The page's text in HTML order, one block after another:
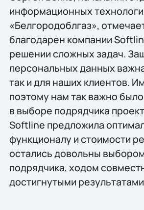
информационных
«Белгородоблгаз»,
благодарен компании
решении сложных задач.
персональных данных
так и для наших клиентов.
поэтому нам так важно
в выборе подрядчика
Softline предложила
функционалу и стоимости
остались довольны
подрядчика, ходом
достигнутыми